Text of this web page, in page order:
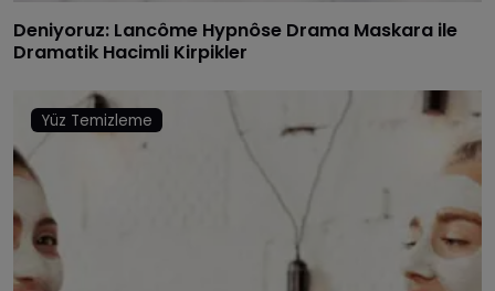
Deniyoruz: Lancôme Hypnôse Drama Maskara ile
Dramatik Hacimli Kirpikler
Yüz Temizleme